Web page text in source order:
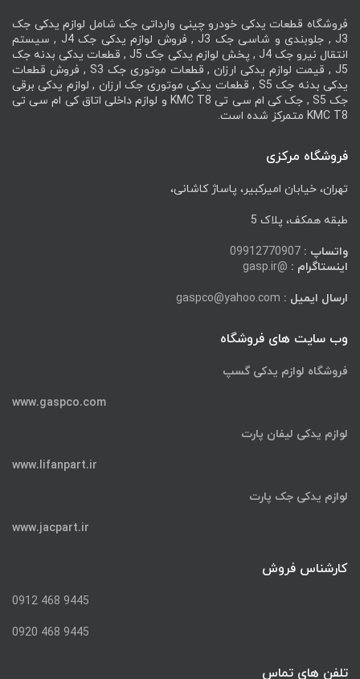
فروشگاه قطعات یدکی خودرو چینی وارداتی جک شامل لوازم یدکی جک
J3 , جلوبندی و شاسی جک J3 , فروش لوازم یدکی جک J4 , سیستم
انتقال نیرو جک J4 , پخش لوازم یدکی جک J5 , قطعات یدکی بدنه جک
J5 , قیمت لوازم یدکی ارزان , قطعات موتوری جک S3 , فروش قطعات
یدکی بدنه جک S5 , قطعات یدکی موتوری جک ارزان , لوازم یدکی برقی
جک S5 , جک کی ام سی تی KMC T8 و لوازم داخلی اتاق کی ام سی تی
KMC T8 متمرکز شده است.
فروشگاه مرکزی
تهران، خیابان امیرکبیر، پاساژ کاشانی،
طبقه همکف، پلاک 5
واتساپ : 09912770907
اینستاگرام : @gasp.ir
ارسال ایمیل : gaspco@yahoo.com
وب سایت های فروشگاه
فروشگاه لوازم یدکی گسپ
www.gaspco.com
لوازم یدکی لیفان پارت
www.lifanpart.ir
لوازم یدکی جک پارت
www.jacpart.ir
کارشناس فروش
9445 468 0912
9445 468 0920
تلفن های تماس